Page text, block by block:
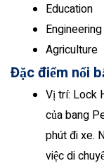
Education
Engineering
Agriculture
Đặc điểm nổi
Vị trí: Lock
của bang
phút đi xe.
việc di